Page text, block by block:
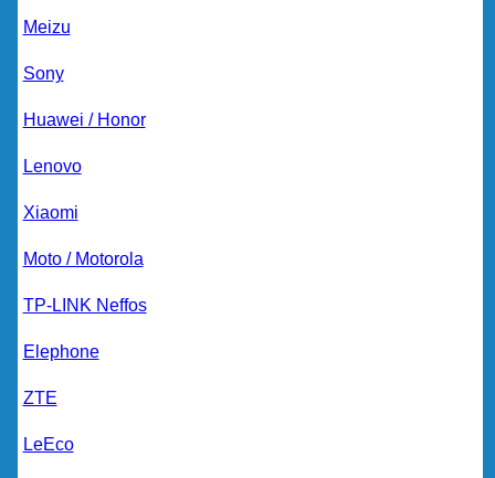
Meizu
Sony
Huawei / Honor
Lenovo
Xiaomi
Moto / Motorola
TP-LINK Neffos
Elephone
ZTE
LeEco